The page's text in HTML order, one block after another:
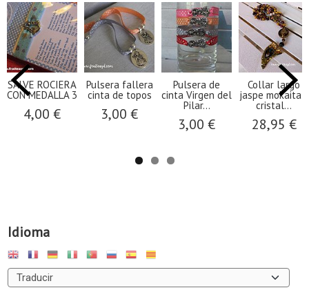
Idioma
SALVE ROCIERA
CON MEDALLA 3
4,00 €
Pulsera fallera
cinta de topos
3,00 €
Pulsera de
cinta Virgen del
Pilar...
3,00 €
Collar largo
jaspe mokaita y
cristal...
28,95 €